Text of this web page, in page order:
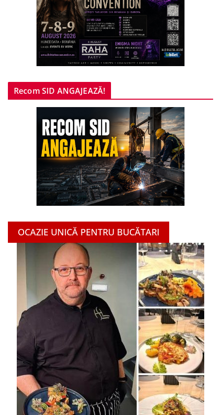
Recom SID ANGAJEAZĂ!
OCAZIE UNICĂ PENTRU BUCĂTARI